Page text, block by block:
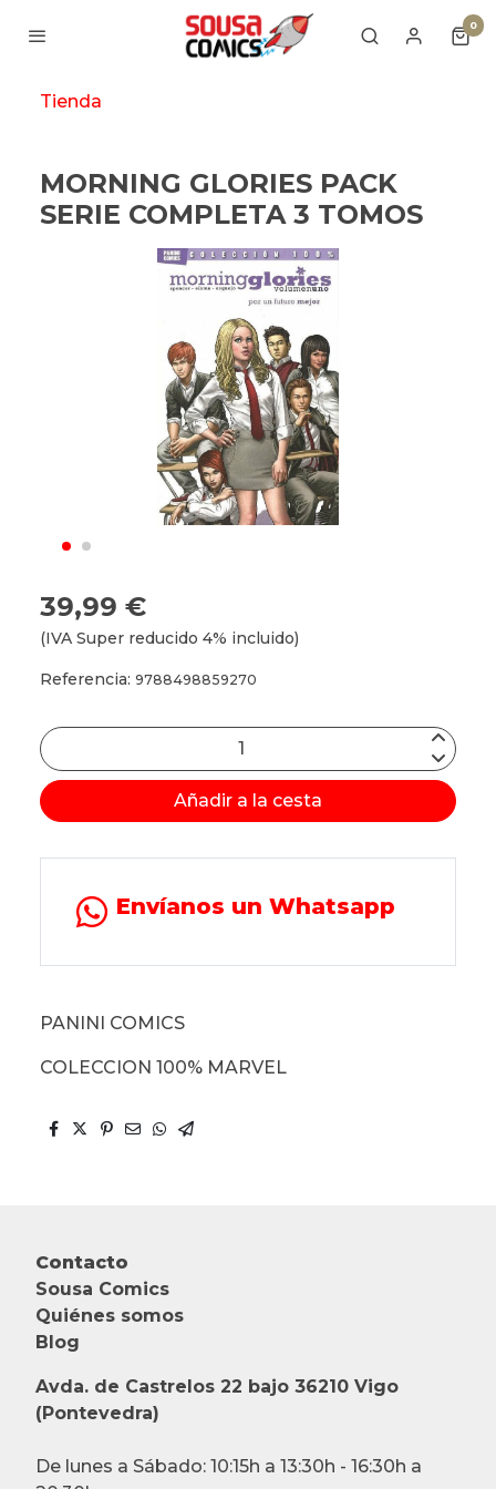
0
Tienda
MORNING GLORIES PACK
SERIE COMPLETA 3 TOMOS
39,99 €
(IVA Super reducido 4% incluido)
Referencia: 9788498859270
Añadir a la cesta
Envíanos un Whatsapp
PANINI COMICS
COLECCION 100% MARVEL
Contacto
Sousa Comics
Quiénes somos
Blog
Avda. de Castrelos 22 bajo 36210 Vigo
(Pontevedra)
De lunes a Sábado: 10:15h a 13:30h - 16:30h a